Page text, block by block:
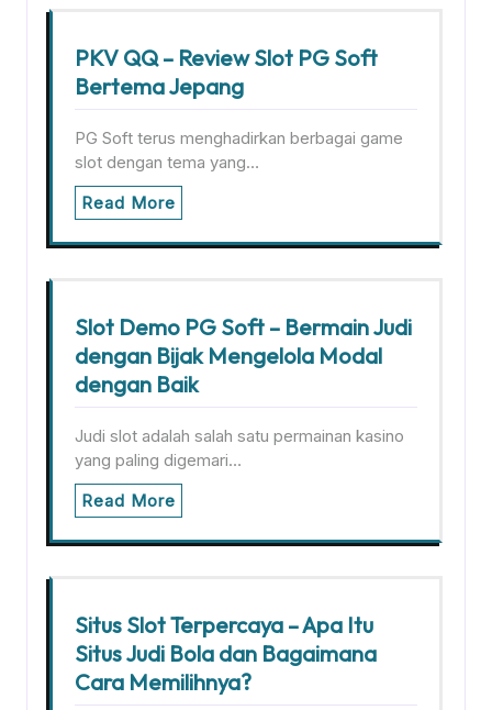
PKV QQ – Review Slot PG Soft
Bertema Jepang
PG Soft terus menghadirkan berbagai game
slot dengan tema yang…
Read More
Slot Demo PG Soft – Bermain Judi
dengan Bijak Mengelola Modal
dengan Baik
Judi slot adalah salah satu permainan kasino
yang paling digemari…
Read More
Situs Slot Terpercaya – Apa Itu
Situs Judi Bola dan Bagaimana
Cara Memilihnya?